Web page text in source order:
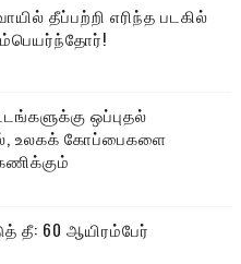
தீப்பற்றி எரிந்த படகில்
ஒப்புதல்
உலகக் கோப்பைகளை
தீ: 60 ஆயிரம்பேர்